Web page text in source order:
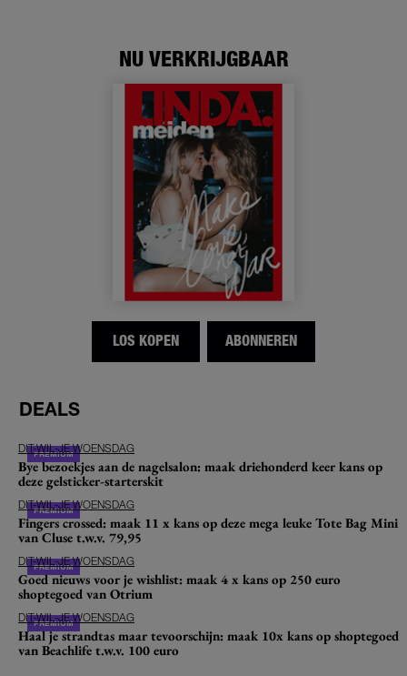
NU VERKRIJGBAAR
LOS KOPEN ABONNEREN
DEALS
DIT-WIL-JE WOENSDAG
Bye bezoekjes aan de nagelsalon: maak driehonderd keer kans op
deze gelsticker-starterskit
DIT-WIL-JE WOENSDAG
Fingers crossed: maak 11 x kans op deze mega leuke Tote Bag Mini
van Cluse t.w.v. 79,95
DIT-WIL-JE WOENSDAG
Goed nieuws voor je wishlist: maak 4 x kans op 250 euro
shoptegoed van Otrium
DIT-WIL-JE WOENSDAG
Haal je strandtas maar tevoorschijn: maak 10x kans op shoptegoed
van Beachlife t.w.v. 100 euro